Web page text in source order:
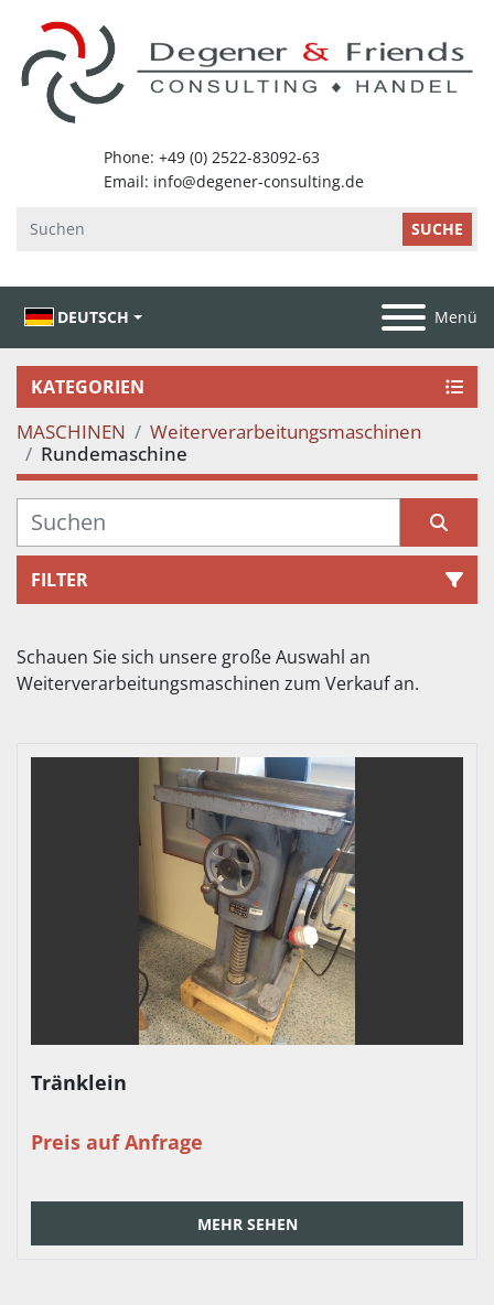
SUCHE
DEUTSCH Menü
KATEGORIEN
MASCHINEN
Weiterverarbeitungsmaschinen
Rundemaschine
FILTER
Sortieren nach
Weiterverarbeitungsmaschinen zum Verkauf an.
Tränklein
Preis auf Anfrage
MEHR SEHEN